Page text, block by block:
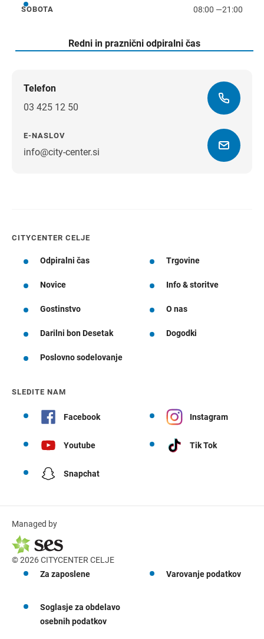
sobota
SOBOTA 08:00 —21:00
Redni in praznični odpiralni čas
Telefon
03 425 12 50
E-NASLOV
info@city-center.si
CITYCENTER CELJE
Odpiralni čas Trgovine
Novice Info & storitve
Gostinstvo O nas
Darilni bon Desetak Dogodki
Poslovno sodelovanje
SLEDITE NAM
Facebook Instagram
Youtube Tik Tok
Snapchat
Managed by
© 2026 CITYCENTER CELJE
Za zaposlene
Varovanje podatkov
Soglasje za obdelavo
osebnih podatkov